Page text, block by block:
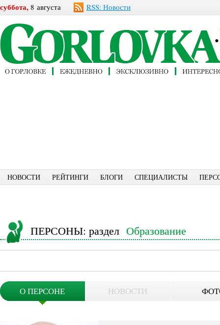
суббота, 8 августа RSS: Новости
НОВОСТИ РЕЙТИНГИ БЛОГИ СПЕЦИАЛИСТЫ
ПЕРСОНЫ: раздел Образование
О ПЕРСОНЕ НОВОСТИ